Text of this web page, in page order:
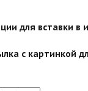
для вставки в
с картинкой